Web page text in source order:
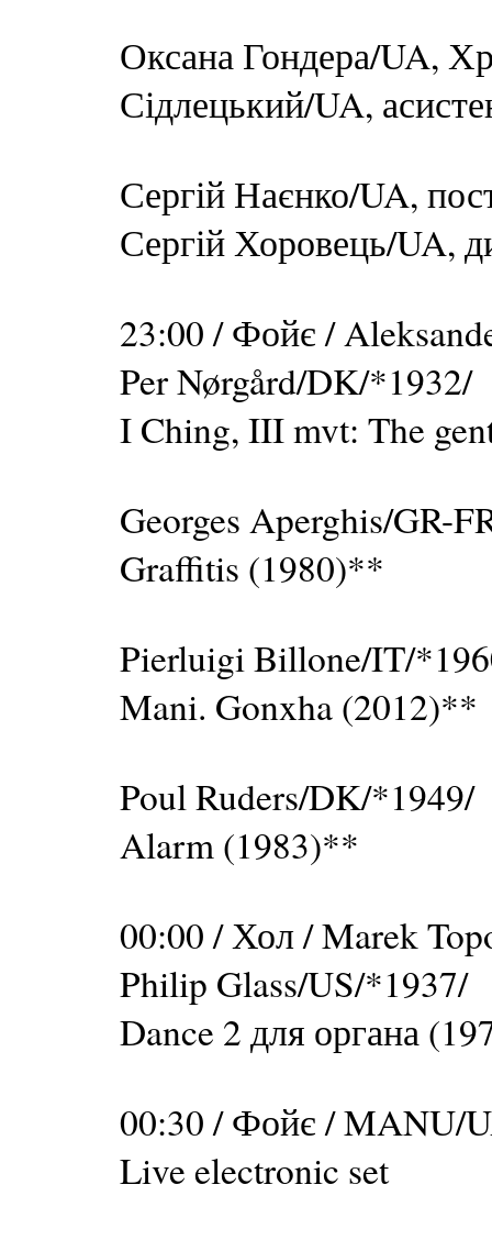
Оксана Гондера/UA,
Сідлецький/UA,
Сергій Наєнко/UA,
Сергій Хоровець/UA,
23:00 / Фойє /
Per Nørgård/DK/*1932/
I Ching, III mvt: The
Georges Aperghis/GR-
Graffitis (1980)**
Pierluigi Billone/IT/
Mani. Gonxha (2012)**
Poul Ruders/DK/*1949/
Alarm (1983)**
00:00 / Хол / Marek
Philip Glass/US/*1937/
Dance 2 для органа
00:30 / Фойє / MANU/
Live electronic set